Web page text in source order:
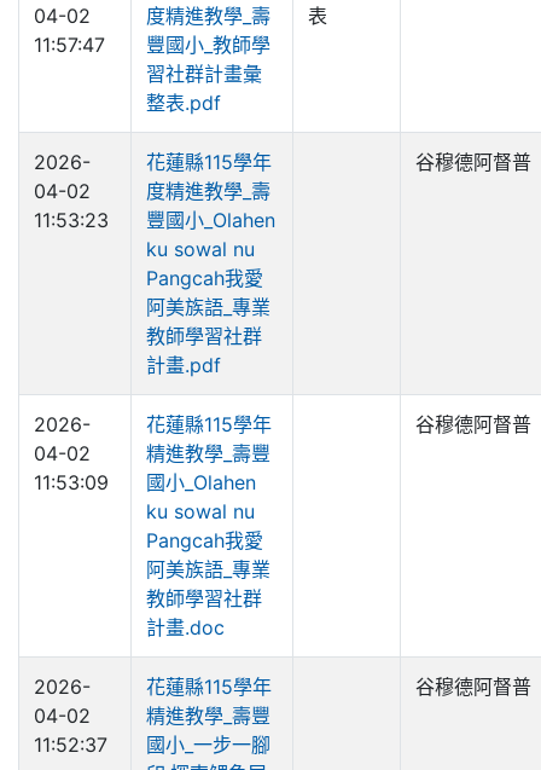
04-02
11:57:47
度精進教學_壽
豐國小_教師學
習社群計畫彙
整表.pdf
表
2026-
04-02
11:53:23
花蓮縣115學年
度精進教學_壽
豐國小_Olahen
ku sowal nu
Pangcah我愛
阿美族語_專業
教師學習社群
計畫.pdf
谷穆德阿督普
2026-
04-02
11:53:09
花蓮縣115學年
精進教學_壽豐
國小_Olahen
ku sowal nu
Pangcah我愛
阿美族語_專業
教師學習社群
計畫.doc
谷穆德阿督普
2026-
04-02
11:52:37
花蓮縣115學年
精進教學_壽豐
國小_一步一腳
谷穆德阿督普